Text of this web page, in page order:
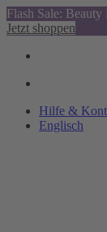
Flash Sale:
Jetzt shoppen
Hilfe &
Englisch